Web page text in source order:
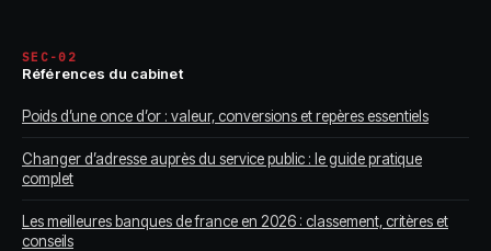
SEC-02
Références du cabinet
Poids d’une once d’or : valeur, conversions et repères essentiels
Changer d’adresse auprès du service public : le guide pratique
complet
Les meilleures banques de france en 2026 : classement, critères et
conseils